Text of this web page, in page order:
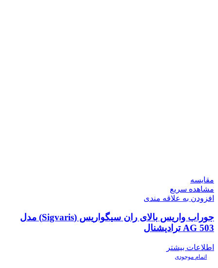
مقایسه
مشاهده سریع
افزودن به علاقه مندی
جوراب واریس بالای ران سیگواریس (Sigvaris) مدل
AG 503 ترادیشنال
اطلاعات بیشتر
اتمام موجودی